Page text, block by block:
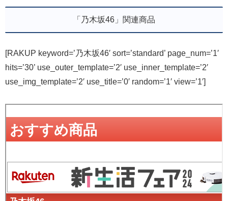
「乃木坂46」関連商品
[RAKUP keyword=’乃木坂46′ sort=’standard’ page_num=’1′
hits=’30’ use_outer_template=’2′ use_inner_template=’2′
use_img_template=’2′ use_title=’0′ random=’1′ view=’1′]